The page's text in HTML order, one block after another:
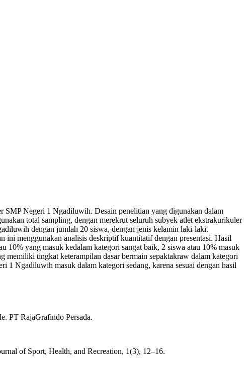
SMP Negeri 1 Ngadiluwih. Desain penelitian yang digunakan dalam
total sampling, dengan merekrut seluruh subyek atlet ekstrakurikuler
dengan jumlah 20 siswa, dengan jenis kelamin laki-laki.
ini menggunakan analisis deskriptif kuantitatif dengan presentasi. Hasil
yang masuk kedalam kategori sangat baik, 2 siswa atau 10% masuk
memiliki tingkat keterampilan dasar bermain sepaktakraw dalam kategori
1 Ngadiluwih masuk dalam kategori sedang, karena sesuai dengan hasil
PT RajaGrafindo Persada.
of Sport, Health, and Recreation, 1(3), 12–16.